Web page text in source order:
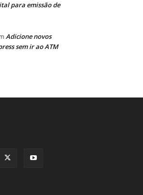
para emissão de
Adicione novos
sem ir ao ATM